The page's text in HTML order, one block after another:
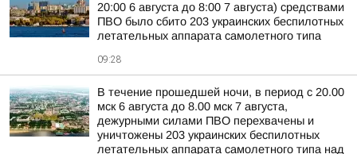
20:00 6 августа до 8:00 7 августа) средствами
ПВО было сбито 203 украинских беспилотных
летательных аппарата самолетного типа
09:28
В течение прошедшей ночи, в период с 20.00
мск 6 августа до 8.00 мск 7 августа,
дежурными силами ПВО перехвачены и
уничтожены 203 украинских беспилотных
летательных аппарата самолетного типа над